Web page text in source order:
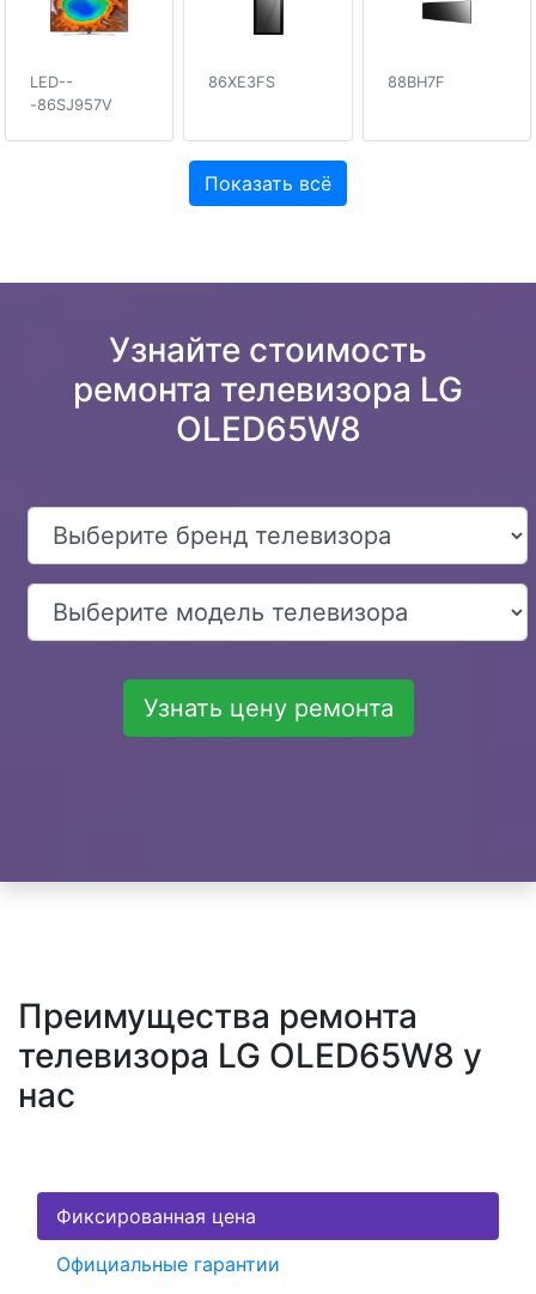
LED--
-86SJ957V
86XE3FS 88BH7F
Показать всё
Узнайте стоимость
ремонта телевизора LG
OLED65W8
Узнать цену ремонта
Преимущества ремонта
телевизора LG OLED65W8 у
нас
Фиксированная цена
Официальные гарантии